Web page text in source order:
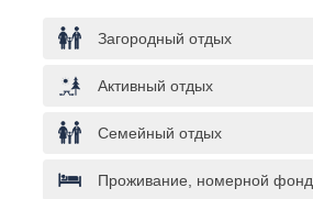
Загородный отдых
Активный отдых
Семейный отдых
Проживание, номерной фонд